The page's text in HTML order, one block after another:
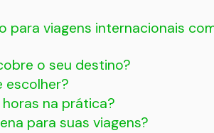
para viagens internacionais
o seu destino?
escolher?
na prática?
para suas viagens?